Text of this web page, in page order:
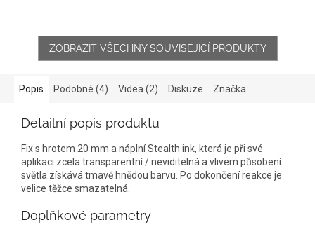
ZOBRAZIT VŠECHNY SOUVISEJÍCÍ PRODUKTY
Popis Podobné (4) Videa (2) Diskuze Značka
Detailní popis produktu
Fix s hrotem 20 mm a náplní Stealth ink, která je při své
aplikaci zcela transparentní / neviditelná a vlivem působení
světla získává tmavě hnědou barvu. Po dokončení reakce je
velice těžce smazatelná.
Doplňkové parametry